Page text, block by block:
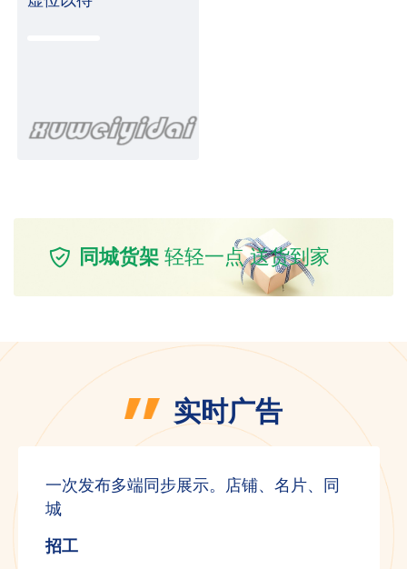
同城货架 轻轻一点 送货到家
实时广告
一次发布多端同步展示。店铺、名片、同
城
招工